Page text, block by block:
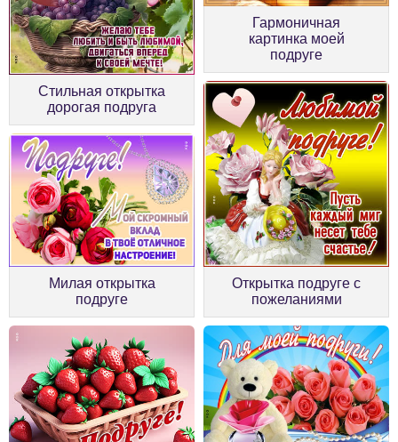
Стильная открытка
дорогая подруга
Гармоничная
картинка моей
подруге
Милая открытка
подруге
Открытка подруге с
пожеланиями